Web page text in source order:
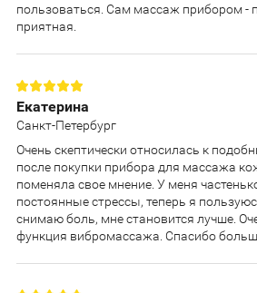
пользоваться. Сам массаж прибором -
приятная.
Екатерина
Санкт-Петербург
Очень скептически относилась к
после покупки прибора для массажа
поменяла свое мнение. У меня
постоянные стрессы, теперь я
снимаю боль, мне становится лучше.
функция вибромассажа. Спасибо